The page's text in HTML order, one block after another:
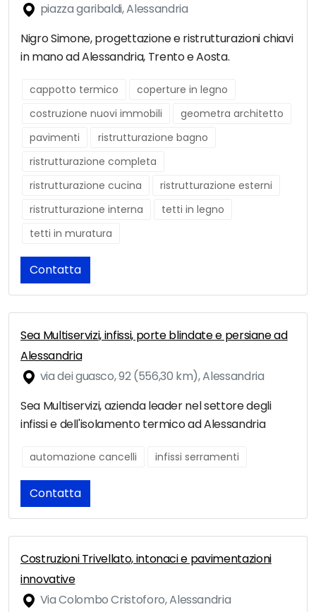
piazza garibaldi, Alessandria
Nigro Simone, progettazione e ristrutturazioni chiavi
in mano ad Alessandria, Trento e Aosta.
cappotto termico
coperture in legno
costruzione nuovi immobili
geometra architetto
pavimenti
ristrutturazione bagno
ristrutturazione completa
ristrutturazione cucina
ristrutturazione esterni
ristrutturazione interna
tetti in legno
tetti in muratura
Contatta
Sea Multiservizi, infissi, porte blindate e persiane ad
Alessandria
via dei guasco, 92 (556,30 km), Alessandria
Sea Multiservizi, azienda leader nel settore degli
infissi e dell'isolamento termico ad Alessandria
automazione cancelli infissi serramenti
Contatta
Costruzioni Trivellato, intonaci e pavimentazioni
innovative
Via Colombo Cristoforo, Alessandria